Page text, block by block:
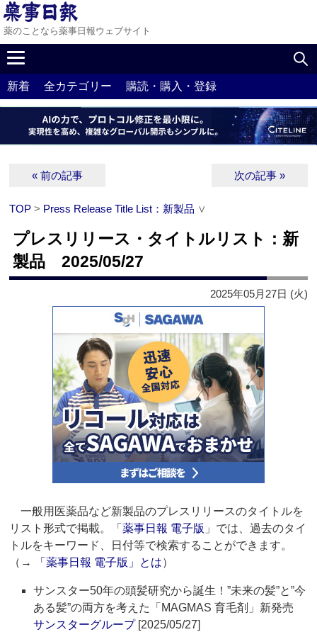
薬のことなら薬事日報ウェブサイト
新着 全カテゴリー 購読・購入・登録
« 前の記事 次の記事 »
TOP > Press Release Title List：新製品 ∨
プレスリリース・タイトルリスト：新
製品 2025/05/27
2025年05月27日 (火)
一般用医薬品など新製品のプレスリリースのタイトルを
リスト形式で掲載。「薬事日報 電子版 」では、過去のタイ
トルをキーワード、日付等で検索することができます。
（→
「薬事日報 電子版」とは）
サンスター50年の頭髪研究から誕生！”未来の髪”と”今
ある髪”の両方を考えた「MAGMAS 育毛剤」新発売
サンスターグループ[2025/05/27]